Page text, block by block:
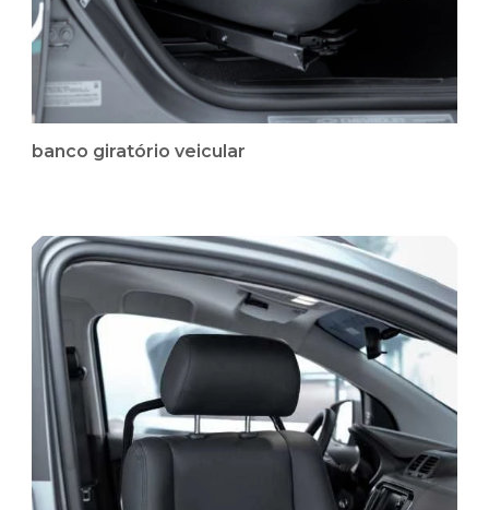
banco giratório veicular